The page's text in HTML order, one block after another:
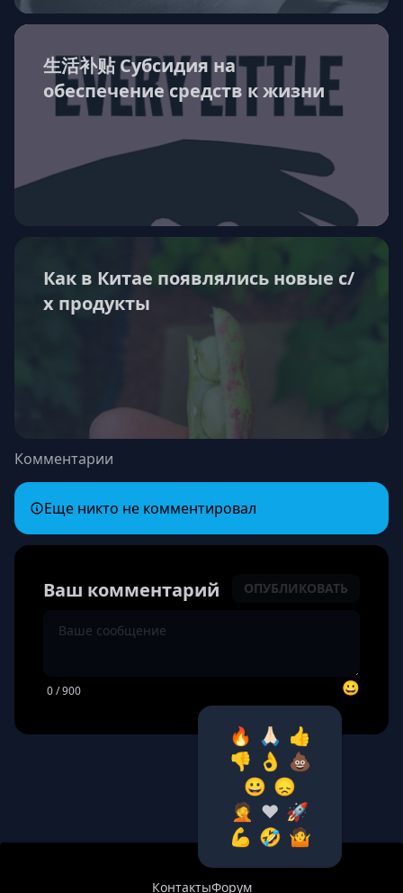
生活补贴 Субсидия на
обеспечение средств к жизни
Как в Китае появлялись новые с/
х продукты
Комментарии
Еще никто не комментировал
Ваш комментарий ОПУБЛИКОВАТЬ
0/ 900 😀
🔥 🙏🏻 👍
👎 👌 💩
😀 😞
🤦‍ ❤️ 🚀
💪 🤣 🤷‍
КонтактыФорум